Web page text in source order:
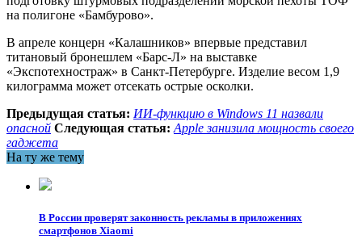
на полигоне «Бамбурово».
В апреле концерн «Калашников» впервые представил
титановый бронешлем «Барс-Л» на выставке
«Экспотехностраж» в Санкт-Петербурге. Изделие весом 1,9
килограмма может отсекать острые осколки.
Предыдущая статья: ИИ-функцию в Windows 11 назвали
опасной Следующая статья: Apple занизила мощность своего
гаджета
На ту же тему
В России проверят законность рекламы в приложениях
смартфонов Xiaomi